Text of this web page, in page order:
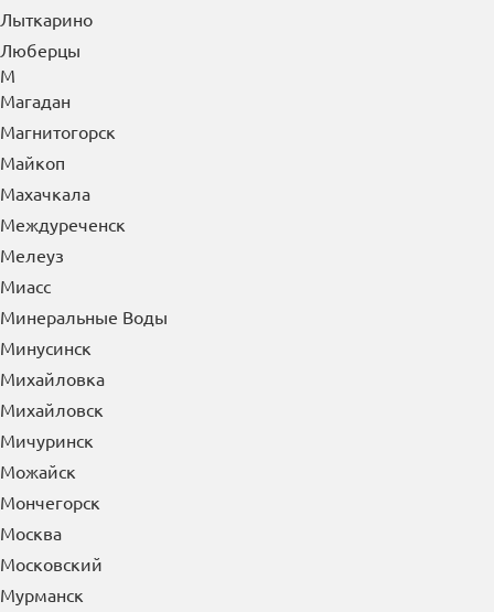
Лыткарино
Люберцы
М
Магадан
Магнитогорск
Майкоп
Махачкала
Междуреченск
Мелеуз
Миасс
Минеральные Воды
Минусинск
Михайловка
Михайловск
Мичуринск
Можайск
Мончегорск
Москва
Московский
Мурманск